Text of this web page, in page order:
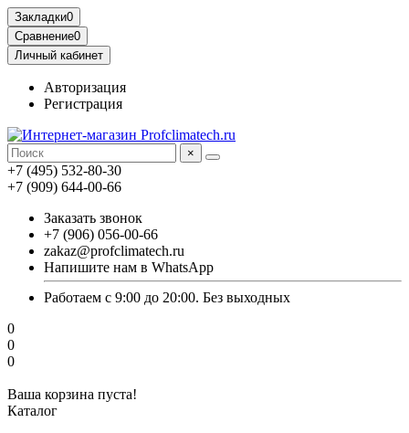
Закладки0
Сравнение0
Личный кабинет
Авторизация
Регистрация
×
+7 (495) 532-80-30
+7 (909) 644-00-66
Заказать звонок
+7 (906) 056-00-66
zakaz@profclimatech.ru
Напишите нам в WhatsApp
Работаем с 9:00 до 20:00. Без выходных
0
0
0
Ваша корзина пуста!
Каталог